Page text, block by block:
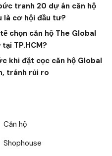
tranh 20 dự án căn hộ
là cơ hội đầu tư?
chọn căn hộ The Global
TP.HCM?
khi đặt cọc căn hộ Global
tránh rủi ro
Căn hộ
Shophouse